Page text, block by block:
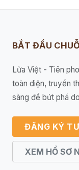
BẮT ĐẦU
Lửa Việt - Tiên
toàn diện, truyền
sàng để bứt phá
ĐĂNG KÝ
XEM HỒ SƠ